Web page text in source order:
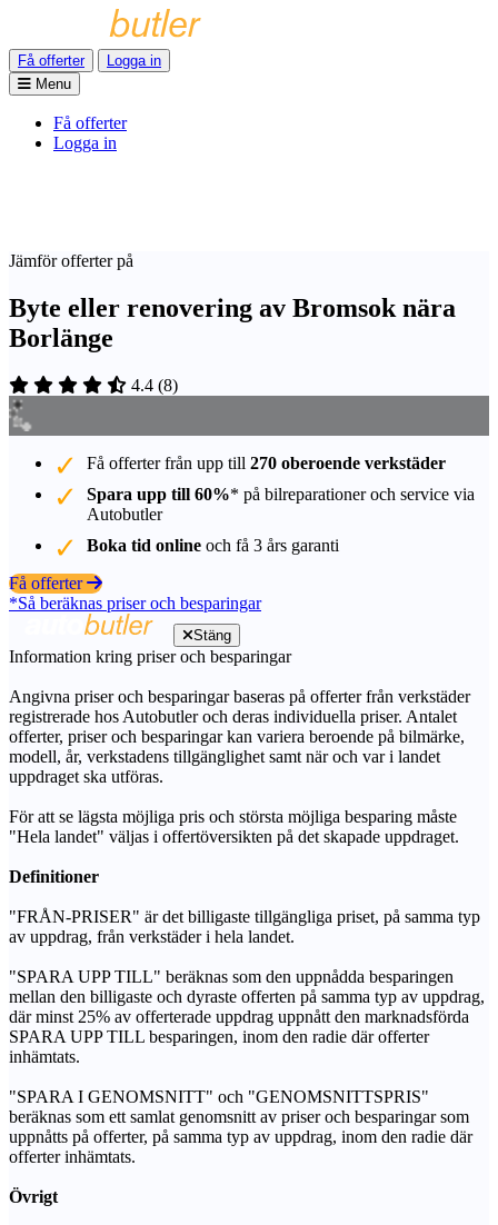
Få offerter
Logga in
Menu
Få offerter
Logga in
Jämför offerter på
Byte eller renovering av Bromsok nära
Borlänge
4.4 (8)
Få offerter från upp till 270 oberoende verkstäder
Spara upp till 60%* på bilreparationer och service via
Autobutler
Boka tid online och få 3 års garanti
Få offerter
*Så beräknas priser och besparingar
Stäng
Information kring priser och besparingar
Angivna priser och besparingar baseras på offerter från verkstäder
registrerade hos Autobutler och deras individuella priser. Antalet
offerter, priser och besparingar kan variera beroende på bilmärke,
modell, år, verkstadens tillgänglighet samt när och var i landet
uppdraget ska utföras.
För att se lägsta möjliga pris och största möjliga besparing måste
"Hela landet" väljas i offertöversikten på det skapade uppdraget.
Definitioner
"FRÅN-PRISER" är det billigaste tillgängliga priset, på samma typ
av uppdrag, från verkstäder i hela landet.
"SPARA UPP TILL" beräknas som den uppnådda besparingen
mellan den billigaste och dyraste offerten på samma typ av uppdrag,
där minst 25% av offerterade uppdrag uppnått den marknadsförda
SPARA UPP TILL besparingen, inom den radie där offerter
inhämtats.
"SPARA I GENOMSNITT" och "GENOMSNITTSPRIS"
beräknas som ett samlat genomsnitt av priser och besparingar som
uppnåtts på offerter, på samma typ av uppdrag, inom den radie där
offerter inhämtats.
Övrigt